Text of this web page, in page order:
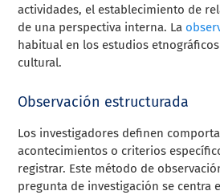
actividades, el establecimiento de
de una perspectiva interna. La
habitual en los estudios
cultural.
Observación estructurada
Los investigadores definen
acontecimientos o criterios
registrar. Este método de
pregunta de investigación se centra